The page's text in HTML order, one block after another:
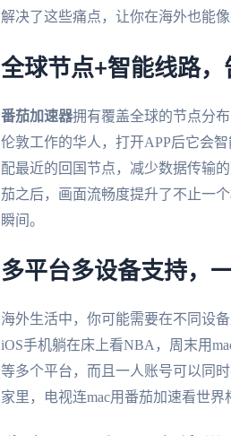
解决了这些痛点，让你在海外也能像
全球节点+智能线路
番茄加速器拥有覆盖全球的节点分
伦敦工作的华人，打开APP后它会
配最近的回国节点，减少数据传输
茄之后，画面流畅度提升了不止一
瞬间。
多平台多设备支持，
海外生活中，你可能需要在不同设
iOS手机躺在床上看NBA，周末用
等多个平台，而且一人账号可以同
家里，电视连mac用番茄加速看世